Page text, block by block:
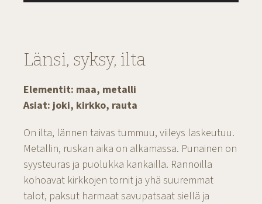
Länsi, syksy, ilta
Elementit: maa, metalli
Asiat: joki, kirkko, rauta
On ilta, lännen taivas tummuu, viileys laskeutuu.
Metallin, ruskan aika on alkamassa. Punainen on
syysteuras ja puolukka kankailla. Rannoilla
kohoavat kirkkojen tornit ja yhä suuremmat
talot, paksut harmaat savupatsaat siellä ja